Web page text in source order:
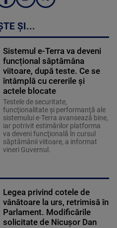
ȘI...
Sistemul e-Terra va deveni
funcțional săptămâna
viitoare, după teste. Ce se
întâmplă cu cererile și
actele blocate
Testele de securitate,
funcţionalitate şi performanţă ale
sistemului e-Terra avansează bine,
iar potrivit estimărilor platforma
va deveni funcţională în cursul
săptămânii viitoare, a informat
vineri Guvernul.
Legea privind cotele de
vânătoare la urs, retrimisă în
Parlament. Modificările
solicitate de Nicușor Dan